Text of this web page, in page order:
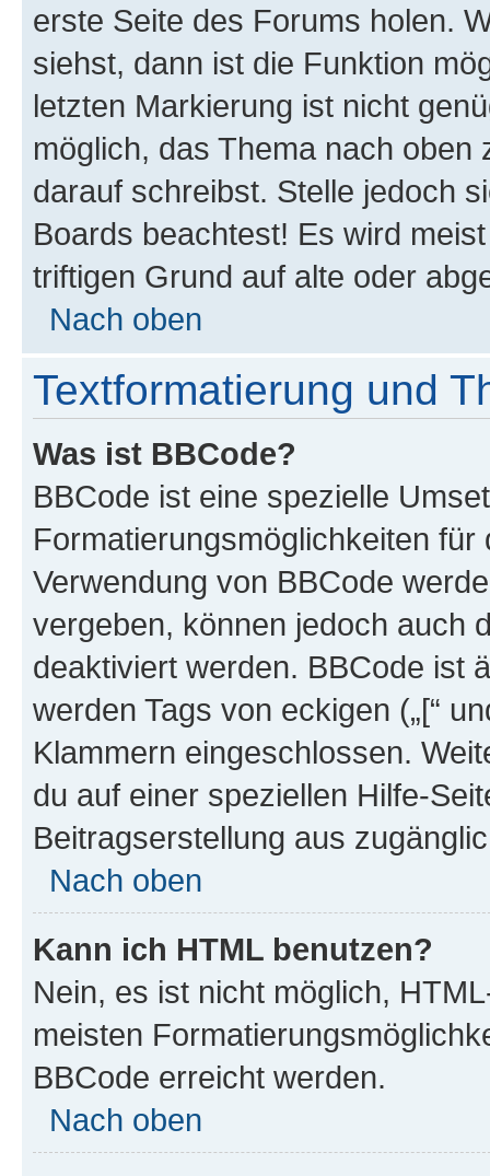
erste Seite des Forums holen.
siehst, dann ist die Funktion
letzten Markierung ist nicht
möglich, das Thema nach oben
darauf schreibst. Stelle jedoch
Boards beachtest! Es wird
triftigen Grund auf alte oder
Nach oben
Textformatierung und
Was ist BBCode?
BBCode ist eine spezielle
Formatierungsmöglichkeiten
Verwendung von BBCode
vergeben, können jedoch auch
deaktiviert werden. BBCode ist
werden Tags von eckigen („[“
Klammern eingeschlossen.
du auf einer speziellen Hilfe-
Beitragserstellung aus
Nach oben
Kann ich HTML benutzen?
Nein, es ist nicht möglich,
meisten
BBCode erreicht werden.
Nach oben